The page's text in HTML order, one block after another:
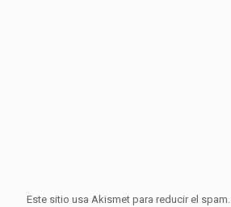
Este sitio usa Akismet para reducir el spam.